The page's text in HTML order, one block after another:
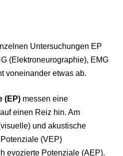
Untersuchungen EP
(Elektroneurographie), EMG
voneinander etwas ab.
(EP) messen eine
einen Reiz hin. Am
und akustische
(VEP)
evozierte Potenziale (AEP).